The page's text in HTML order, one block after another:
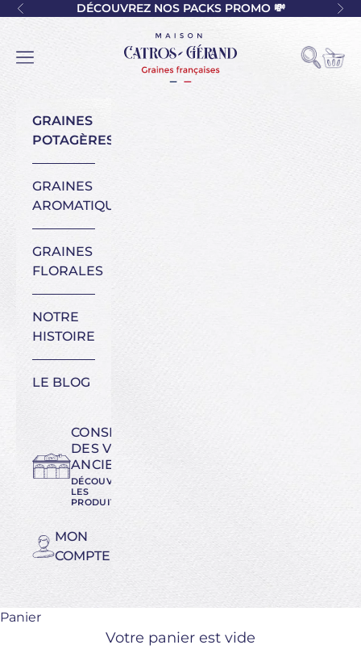
Passer au contenu
PrécédentDÉCOUVREZ NOS PACKS PROMO 💸
Maison Catros-Gérand
Ouvrir la navigation
Ouvrir la
Voir
GRAINES
POTAGÈRES
GRAINES
AROMATIQUES
GRAINES
FLORALES
NOTRE
HISTOIRE
LE BLOG
CONSERVATOIRE
DES VARIÉTÉS
ANCIENNES
DÉCOUVREZ
LES
PRODUITS
MON
COMPTE
Panier
Votre panier est vide